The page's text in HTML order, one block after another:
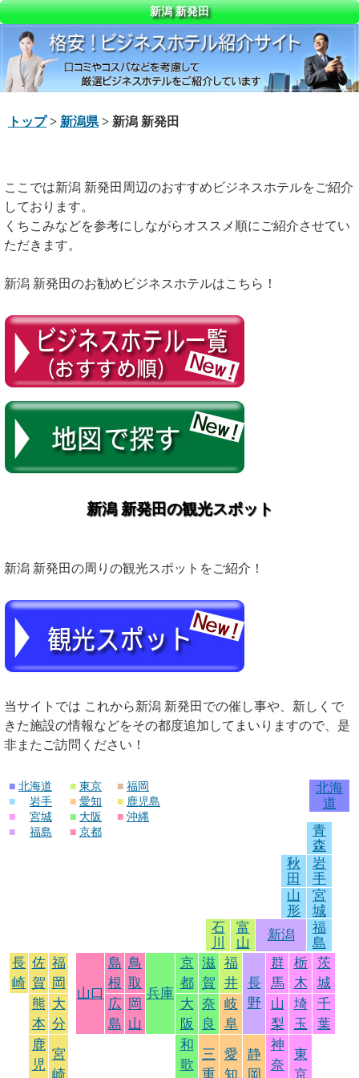
新潟 新発田
トップ> 新潟県 > 新潟 新発田
ここでは新潟 新発田周辺のおすすめビジネスホテルをご紹介
しております。
くちこみなどを参考にしながらオススメ順にご紹介させてい
ただきます。
新潟 新発田のお勧めビジネスホテルはこちら！
新潟 新発田の観光スポット
新潟 新発田の周りの観光スポットをご紹介！
当サイトでは これから新潟 新発田での催し事や、新しくで
きた施設の情報などをその都度追加してまいりますので、是
非またご訪問ください！
■ 北海道
■
岩手
■
宮城
■
福島
■ 東京
■ 愛知
■ 大阪
■ 京都
■ 福岡
■ 鹿児島
■ 沖縄
北海
道
青
森
秋
田
岩
手
山
形
宮
城
石
川
富
山
新潟
福
島
長
崎
佐
賀
福
岡
山口
島
根
鳥
取
兵庫
京
都
滋
賀
福
井
長
野
群
馬
栃
木
茨
城
熊
本
大
分
広
島
岡
山
大
阪
奈
良
岐
阜
山
梨
埼
玉
千
葉
鹿
児
宮
崎
和
歌
三
重
愛
知
静
岡
神
奈
東
京